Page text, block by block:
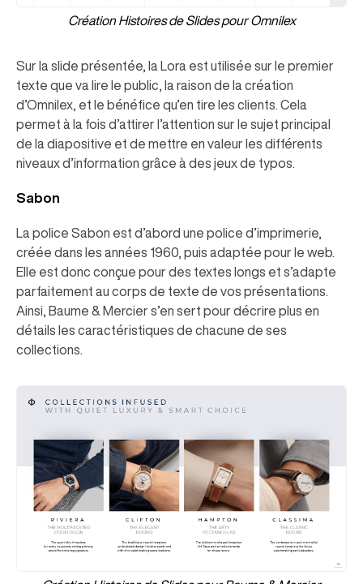
Création Histoires de Slides pour Omnilex
Sur la slide présentée, la Lora est utilisée sur le premier
texte que va lire le public, la raison de la création
d’Omnilex, et le bénéfice qu’en tire les clients. Cela
permet à la fois d’attirer l’attention sur le sujet principal
de la diapositive et de mettre en valeur les différents
niveaux d’information grâce à des jeux de typos.
Sabon
La police Sabon est d’abord une police d’imprimerie,
créée dans les années 1960, puis adaptée pour le web.
Elle est donc conçue pour des textes longs et s’adapte
parfaitement au corps de texte de vos présentations.
Ainsi, Baume & Mercier s’en sert pour décrire plus en
détails les caractéristiques de chacune de ses
collections.